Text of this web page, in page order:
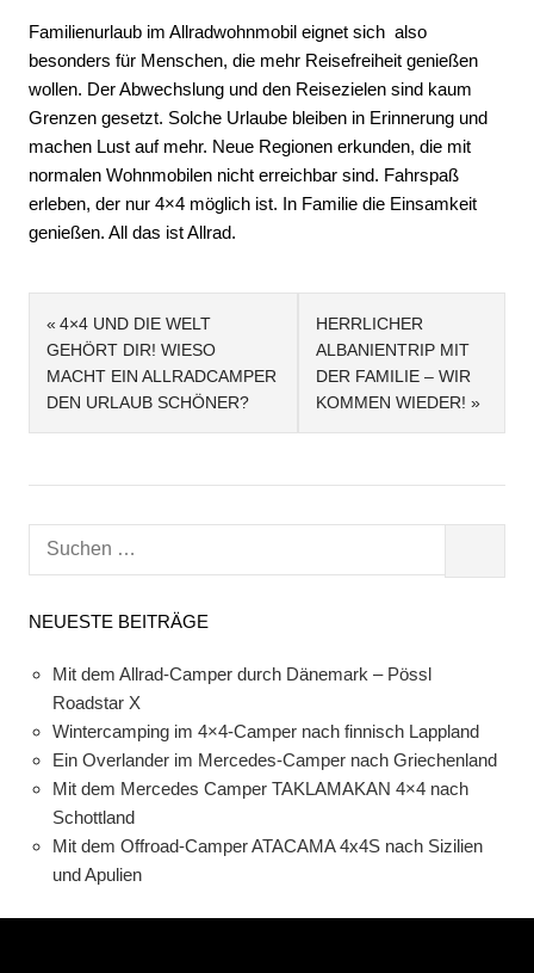
Familienurlaub im Allradwohnmobil eignet sich also
besonders für Menschen, die mehr Reisefreiheit genießen
wollen. Der Abwechslung und den Reisezielen sind kaum
Grenzen gesetzt. Solche Urlaube bleiben in Erinnerung und
machen Lust auf mehr. Neue Regionen erkunden, die mit
normalen Wohnmobilen nicht erreichbar sind. Fahrspaß
erleben, der nur 4×4 möglich ist. In Familie die Einsamkeit
genießen. All das ist Allrad.
Beitragsnavigation
4×4 UND DIE WELT
GEHÖRT DIR! WIESO
MACHT EIN ALLRADCAMPER
DEN URLAUB SCHÖNER?
HERRLICHER
ALBANIENTRIP MIT
DER FAMILIE – WIR
KOMMEN WIEDER!
h
NEUESTE BEITRÄGE
Mit dem Allrad-Camper durch Dänemark – Pössl
Roadstar X
Wintercamping im 4×4-Camper nach finnisch Lappland
Ein Overlander im Mercedes-Camper nach Griechenland
Mit dem Mercedes Camper TAKLAMAKAN 4×4 nach
Schottland
Mit dem Offroad-Camper ATACAMA 4x4S nach Sizilien
und Apulien